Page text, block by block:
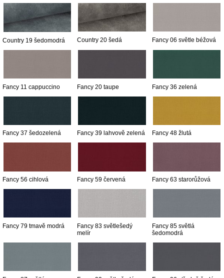
Country 19 šedomodrá Country 20 šedá Fancy 06 světle béžová
Fancy 11 cappuccino Fancy 20 taupe Fancy 36 zelená
Fancy 37 šedozelená Fancy 39 lahvově zelená Fancy 48 žlutá
Fancy 56 cihlová Fancy 59 červená Fancy 63 starorůžová
Fancy 79 tmavě modrá
Fancy 83 světlešedý
melír
Fancy 85 světlá
šedomodrá